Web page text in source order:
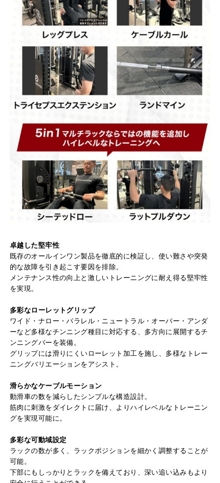
卓越した堅牢性
既存のオールインワン製品を徹底的に検証し、使い難さや突発
的な故障を引き起こす要因を排除。
メンテナンス性の向上と激しいトレーニングに耐え得る堅牢性
を実現。
多彩なローレットグリップ
ワイド・ナロー・パラレル・ニュートラル・オーバー・アンダ
ーなど多様なチンニング種目に対応する、多方向に展開するチ
ンニングバーを装備。
グリップには滑りにくいローレット加工を施し、多様なトレー
ニングバリエーションをアシスト。
滑らかなケーブルモーション
動滑車の数を減らしたシンプルな構造設計。
筋肉に刺激をダイレクトに届け、よりハイレベルなトレーニン
グを実現可能に。
多彩な可動域設定
ラックの数が多く、ラックポジションを細かく調整することが
可能。
下部にもしっかりとラックを備えており、深い追い込みもより